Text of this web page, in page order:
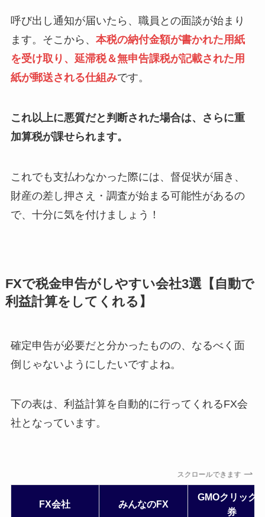
呼び出し通知が届いたら、職員との面談が始まり
ます。そこから、 本税の納付金額が書かれた用紙
を受け取り、延滞税＆無申告課税が記載された用
紙が郵送される仕組みです。
これ以上に悪質だと判断された場合は、さらに重
加算税が課せられます。
これでも支払わなかった際には、督促状が届き、
財産の差し押さえ・調査が始まる可能性があるの
で、十分に気を付けましょう！
FXで税金申告がしやすい会社3選【自動で
利益計算をしてくれる】
確定申告が必要だと分かったものの、なるべく面
倒じゃないようにしたいですよね。
下の表は、利益計算を自動的に行ってくれるFX会
社となっています。
スクロールできます
FX会社 みんなのFX
GMOクリック
券